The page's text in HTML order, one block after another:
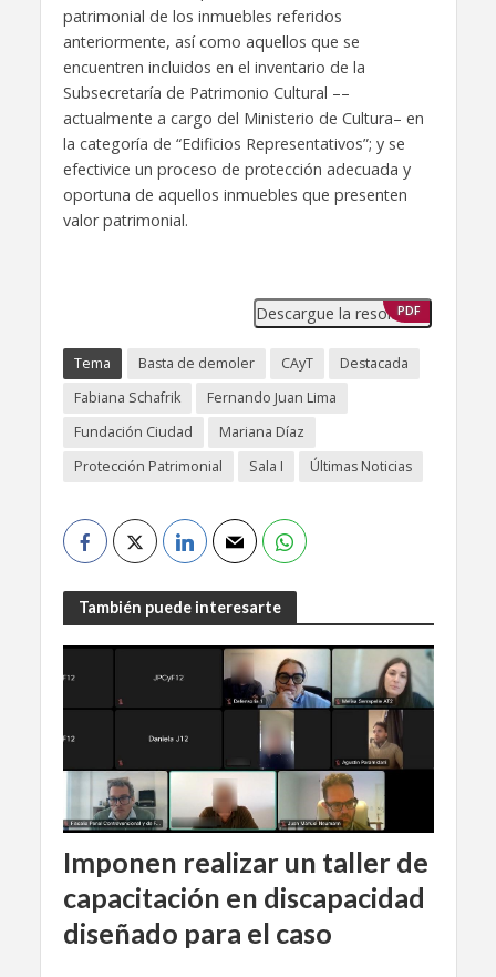
patrimonial de los inmuebles referidos
anteriormente, así como aquellos que se
encuentren incluidos en el inventario de la
Subsecretaría de Patrimonio Cultural ––
actualmente a cargo del Ministerio de Cultura– en
la categoría de “Edificios Representativos”; y se
efectivice un proceso de protección adecuada y
oportuna de aquellos inmuebles que presenten
valor patrimonial.
Descargue la resolución
PDF
Tema Basta de demoler CAyT
Destacada
Fabiana Schafrik
Fernando Juan Lima
Fundación Ciudad
Mariana Díaz
Protección Patrimonial
Sala I Últimas Noticias
También puede interesarte
Imponen realizar un taller de
capacitación en discapacidad
diseñado para el caso